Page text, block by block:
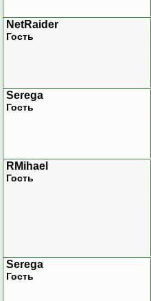
NetRaider
Гость
Serega
Гость
RMihael
Гость
Serega
Гость